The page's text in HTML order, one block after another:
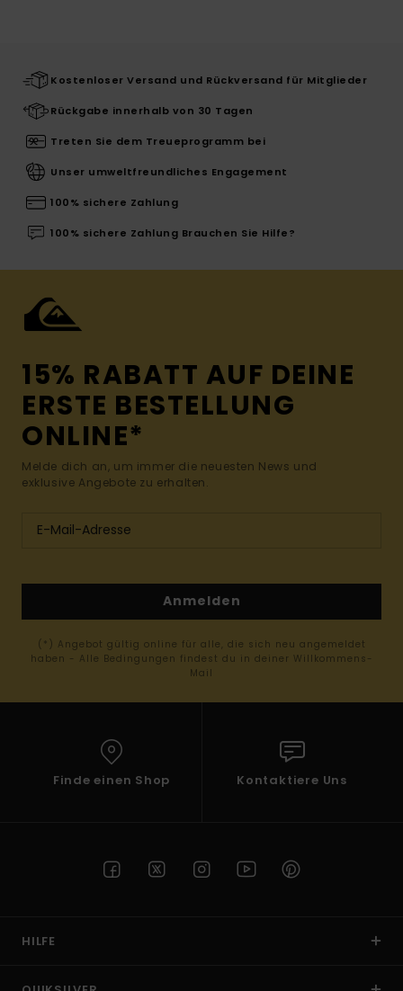
Kostenloser Versand und Rückversand für Mitglieder
Rückgabe innerhalb von 30 Tagen
Treten Sie dem Treueprogramm bei
Unser umweltfreundliches Engagement
100% sichere Zahlung
100% sichere Zahlung Brauchen Sie Hilfe?
15% RABATT AUF DEINE
ERSTE BESTELLUNG
ONLINE*
Melde dich an, um immer die neuesten News und
exklusive Angebote zu erhalten.
Anmelden
(*) Angebot gültig online für alle, die sich neu angemeldet
haben - Alle Bedingungen findest du in deiner Willkommens-
Mail
Finde einen Shop Kontaktiere Uns
HILFE